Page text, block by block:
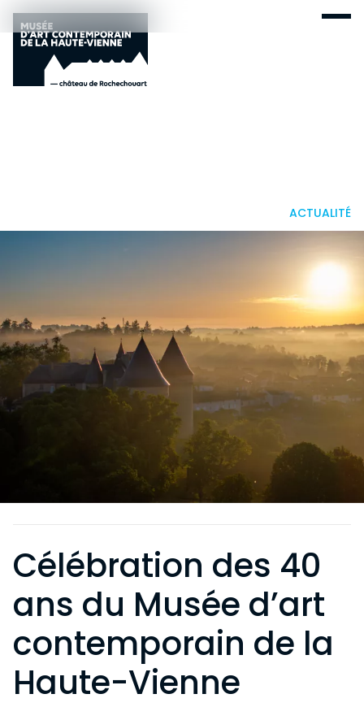
ACTUALITÉ
Célébration des 40
ans du Musée d’art
contemporain de la
Haute-Vienne